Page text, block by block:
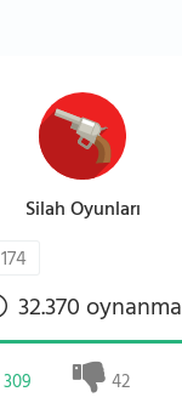
Silah Oyunları
174
32.370 oynanma
309 42